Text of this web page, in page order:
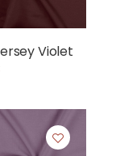
Violet